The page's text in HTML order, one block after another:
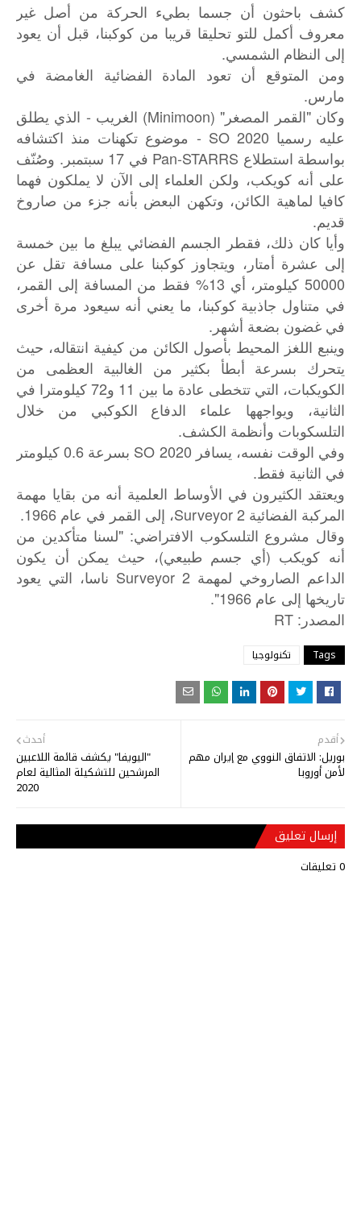
كشف باحثون أن جسما بطيء الحركة من أصل غير
معروف أكمل للتو تحليقا قريبا من كوكبنا، قبل أن يعود
إلى النظام الشمسي.
ومن المتوقع أن تعود المادة الفضائية الغامضة في
مارس.
وكان "القمر المصغر" (Minimoon) الغريب - الذي يطلق
عليه رسميا 2020 SO - موضوع تكهنات منذ اكتشافه
بواسطة استطلاع Pan-STARRS في 17 سبتمبر. وصُنّف
على أنه كويكب، ولكن العلماء إلى الآن لا يملكون فهما
كافيا لماهية الكائن، وتكهن البعض بأنه جزء من صاروخ
قديم.
وأيا كان ذلك، فقطر الجسم الفضائي يبلغ ما بين خمسة
إلى عشرة أمتار، ويتجاوز كوكبنا على مسافة تقل عن
50000 كيلومتر، أي 13% فقط من المسافة إلى القمر،
في متناول جاذبية كوكبنا، ما يعني أنه سيعود مرة أخرى
في غضون بضعة أشهر.
وينبع اللغز المحيط بأصول الكائن من كيفية انتقاله، حيث
يتحرك بسرعة أبطأ بكثير من الغالبية العظمى من
الكويكبات، التي تتخطى عادة ما بين 11 و72 كيلومترا في
الثانية، ويواجهها علماء الدفاع الكوكبي من خلال
التلسكوبات وأنظمة الكشف.
وفي الوقت نفسه، يسافر 2020 SO بسرعة 0.6 كيلومتر
في الثانية فقط.
ويعتقد الكثيرون في الأوساط العلمية أنه من بقايا مهمة
المركبة الفضائية Surveyor 2، إلى القمر في عام 1966.
وقال مشروع التلسكوب الافتراضي: "لسنا متأكدين من
أنه كويكب (أي جسم طبيعي)، حيث يمكن أن يكون
الداعم الصاروخي لمهمة Surveyor 2 ناسا، التي يعود
تاريخها إلى عام 1966".
المصدر : RT
Tags تكنولوجيا
أحدث
"اليويفا" يكشف قائمة اللاعبين
المرشحين للتشكيلة المثالية لعام
2020
أقدم
بوريل: الاتفاق النووي مع إيران مهم
لأمن أوروبا
إرسال تعليق
0 تعليقات